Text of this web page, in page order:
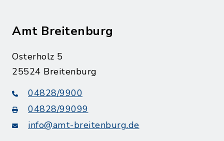
Amt Breitenburg
Osterholz 5
25524 Breitenburg
04828/9900
04828/99099
info@amt-breitenburg.de